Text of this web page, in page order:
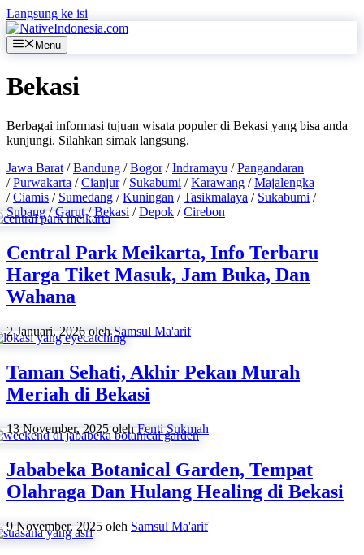
Langsung ke isi
Menu
Bekasi
Berbagai informasi tujuan wisata populer di Bekasi yang bisa anda
kunjungi. Silahkan simak langsung.
Jawa Barat /Bandung /Bogor/Indramayu /Pangandaran
/Purwakarta /Cianjur/ Sukabumi /Karawang /Majalengka
/Ciamis / Sumedang /Kuningan /Tasikmalaya / Sukabumi /
Subang/Garut/Bekasi /Depok /Cirebon
Central Park Meikarta, Info Terbaru
Harga Tiket Masuk, Jam Buka, Dan
Wahana
2 Januari, 2026 olehSamsul Ma'arif
Taman Sehati, Akhir Pekan Murah
Meriah di Bekasi
13 November, 2025 olehFenti Sukmah
Jababeka Botanical Garden, Tempat
Olahraga Dan Hulang Healing di Bekasi
9 November, 2025 oleh Samsul Ma'arif